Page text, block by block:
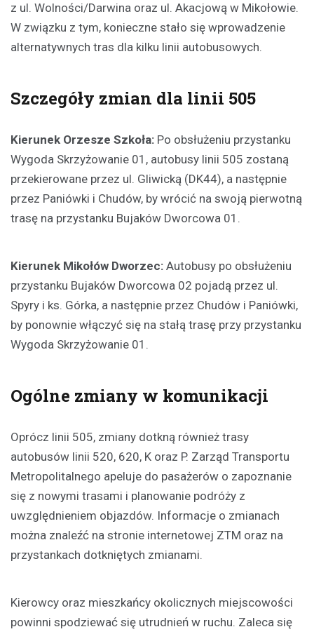
z ul. Wolności/Darwina oraz ul. Akacjową w Mikołowie.
W związku z tym, konieczne stało się wprowadzenie
alternatywnych tras dla kilku linii autobusowych.
Szczegóły zmian dla linii 505
Kierunek Orzesze Szkoła: Po obsłużeniu przystanku
Wygoda Skrzyżowanie 01, autobusy linii 505 zostaną
przekierowane przez ul. Gliwicką (DK44), a następnie
przez Paniówki i Chudów, by wrócić na swoją pierwotną
trasę na przystanku Bujaków Dworcowa 01.
Kierunek Mikołów Dworzec: Autobusy po obsłużeniu
przystanku Bujaków Dworcowa 02 pojadą przez ul.
Spyry i ks. Górka, a następnie przez Chudów i Paniówki,
by ponownie włączyć się na stałą trasę przy przystanku
Wygoda Skrzyżowanie 01.
Ogólne zmiany w komunikacji
Oprócz linii 505, zmiany dotkną również trasy
autobusów linii 520, 620, K oraz P. Zarząd Transportu
Metropolitalnego apeluje do pasażerów o zapoznanie
się z nowymi trasami i planowanie podróży z
uwzględnieniem objazdów. Informacje o zmianach
można znaleźć na stronie internetowej ZTM oraz na
przystankach dotkniętych zmianami.
Kierowcy oraz mieszkańcy okolicznych miejscowości
powinni spodziewać się utrudnień w ruchu. Zaleca się